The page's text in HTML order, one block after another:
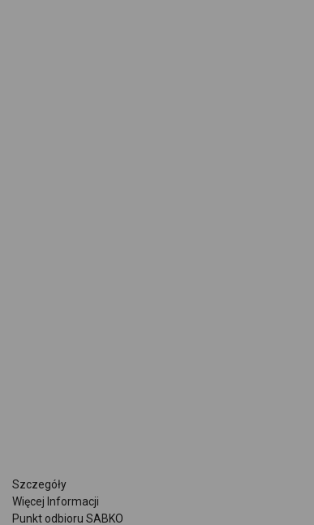
Szczegóły
Więcej Informacji
Punkt odbioru SABKO